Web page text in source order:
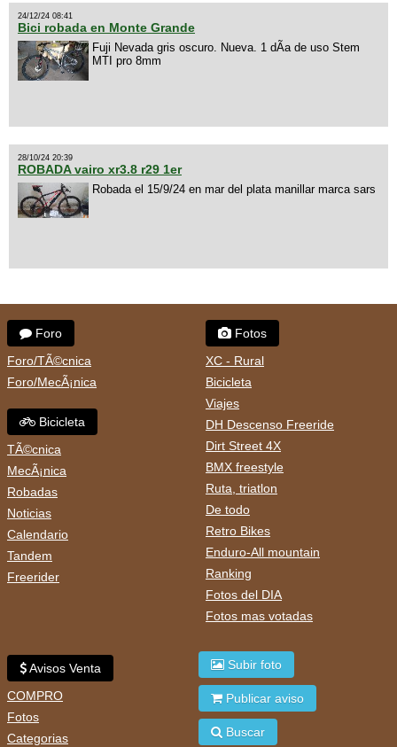
24/12/24 08:41
Bici robada en Monte Grande
Fuji Nevada gris oscuro. Nueva. 1 dÃ­a de uso Stem
MTI pro 8mm
28/10/24 20:39
ROBADA vairo xr3.8 r29 1er
Robada el 15/9/24 en mar del plata manillar marca sars
Foro
Foro/TÃ©cnica
Foro/MecÃ¡nica
Bicicleta
TÃ©cnica
MecÃ¡nica
Robadas
Noticias
Calendario
Tandem
Freerider
Fotos
XC - Rural
Bicicleta
Viajes
DH Descenso Freeride
Dirt Street 4X
BMX freestyle
Ruta, triatlon
De todo
Retro Bikes
Enduro-All mountain
Ranking
Fotos del DIA
Fotos mas votadas
Avisos Venta
COMPRO
Fotos
Categorias
Subir foto
Publicar aviso
Buscar